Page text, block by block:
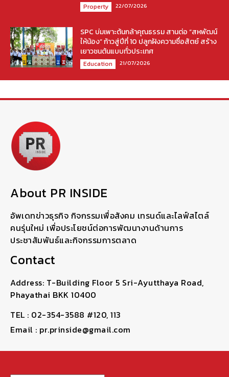
Property 22/07/2026
SPC บ่มเพาะต้นกล้าคุณธรรม สานต่อ “สหพัฒน์
ให้น้อง” ก้าวสู่ปีที่ 10 ปลูกฝังความซื่อสัตย์ สร้าง
เยาวชนต้นแบบทั่วประเทศ
Education 21/07/2026
About PR INSIDE
อัพเดทข่าวธุรกิจ กิจกรรมเพื่อสังคม เทรนด์และไลฟ์สไตล์
คนรุ่นใหม่ เพื่อประโยชน์ต่อการพัฒนางานด้านการ
ประชาสัมพันธ์และกิจกรรมการตลาด
Contact
Address: T-Building Floor 5 Sri-Ayutthaya Road,
Phayathai BKK 10400
TEL : 02-354-3588 #120, 113
Email : pr.prinside@gmail.com